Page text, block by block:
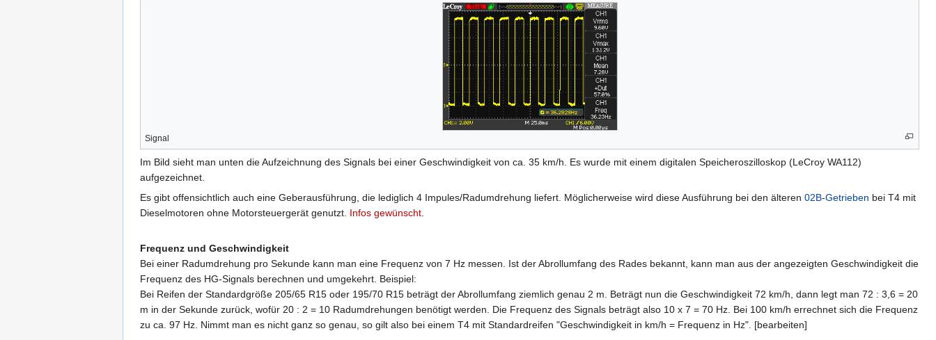
Signal
Im Bild sieht man unten die Aufzeichnung des Signals bei einer Geschwindigkeit von ca. 35 km/h. Es wurde mit einem digitalen Speicheroszilloskop (LeCroy WA112)
aufgezeichnet.
Es gibt offensichtlich auch eine Geberausführung, die lediglich 4 Impules/Radumdrehung liefert. Möglicherweise wird diese Ausführung bei den älteren 02B-Getrieben bei T4 mit
Dieselmotoren ohne Motorsteuergerät genutzt. Infos gewünscht.
Frequenz und Geschwindigkeit
Bei einer Radumdrehung pro Sekunde kann man eine Frequenz von 7 Hz messen. Ist der Abrollumfang des Rades bekannt, kann man aus der angezeigten Geschwindigkeit die
Frequenz des HG-Signals berechnen und umgekehrt. Beispiel:
Bei Reifen der Standardgröße 205/65 R15 oder 195/70 R15 beträgt der Abrollumfang ziemlich genau 2 m. Beträgt nun die Geschwindigkeit 72 km/h, dann legt man 72 : 3,6 = 20
m in der Sekunde zurück, wofür 20 : 2 = 10 Radumdrehungen benötigt werden. Die Frequenz des Signals beträgt also 10 x 7 = 70 Hz. Bei 100 km/h errechnet sich die Frequenz
zu ca. 97 Hz. Nimmt man es nicht ganz so genau, so gilt also bei einem T4 mit Standardreifen "Geschwindigkeit in km/h = Frequenz in Hz". [bearbeiten]